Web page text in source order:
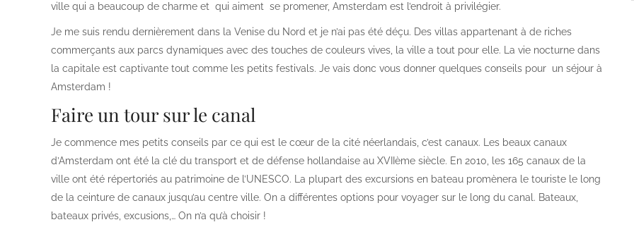
ville qui a beaucoup de charme et qui aiment se promener, Amsterdam est l’endroit à privilégier.
Je me suis rendu dernièrement dans la Venise du Nord et je n’ai pas été déçu. Des villas appartenant à de riches
commerçants aux parcs dynamiques avec des touches de couleurs vives, la ville a tout pour elle. La vie nocturne dans
la capitale est captivante tout comme les petits festivals. Je vais donc vous donner quelques conseils pour un séjour à
Amsterdam !
Faire un tour sur le canal
Je commence mes petits conseils par ce qui est le cœur de la cité néerlandais, c’est canaux. Les beaux canaux
d’Amsterdam ont été la clé du transport et de défense hollandaise au XVIIème siècle. En 2010, les 165 canaux de la
ville ont été répertoriés au patrimoine de l’UNESCO. La plupart des excursions en bateau promènera le touriste le long
de la ceinture de canaux jusqu’au centre ville. On a différentes options pour voyager sur le long du canal. Bateaux,
bateaux privés, excusions,… On n’a qu’à choisir !